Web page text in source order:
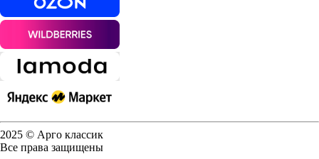
2025 © Арго классик
Все права защищены